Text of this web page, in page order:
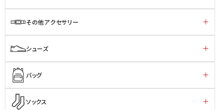
その他アクセサリー
シューズ
バッグ
ソックス